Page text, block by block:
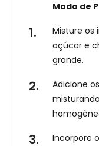
WhatsApp!Modo de
Misture os
açúcar e
grande.
Adicione
Incorpore